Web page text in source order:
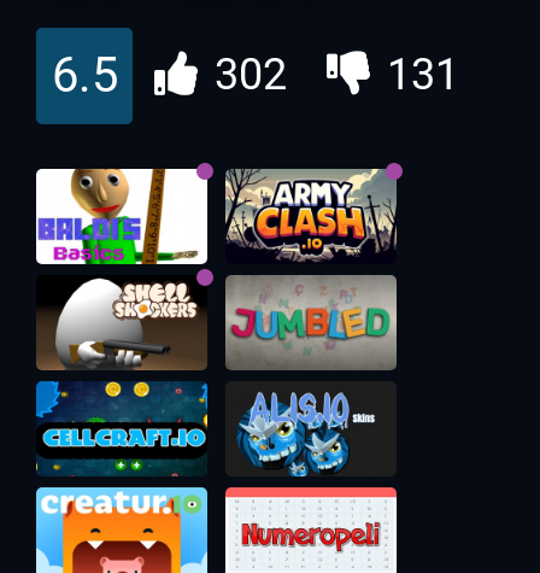
Снежные Войны ио
6.5 302 131